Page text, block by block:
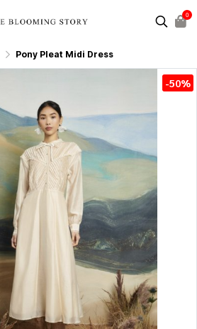
0
Pony Pleat Midi Dress
-50%